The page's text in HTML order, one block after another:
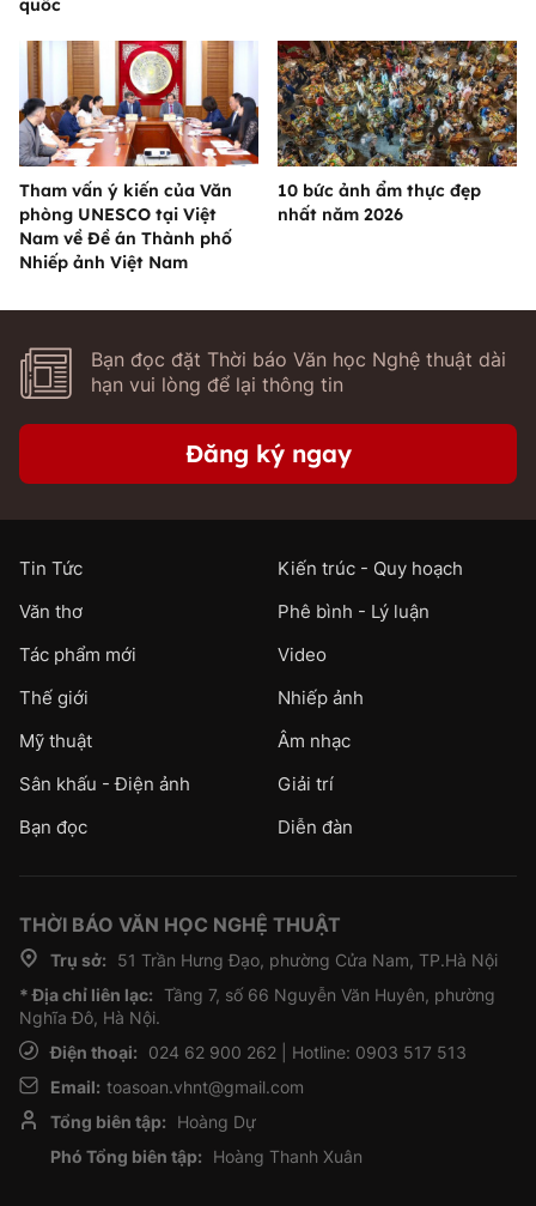
quốc
Tham vấn ý kiến của Văn
phòng UNESCO tại Việt
Nam về Đề án Thành phố
Nhiếp ảnh Việt Nam
10 bức ảnh ẩm thực đẹp
nhất năm 2026
Bạn đọc đặt Thời báo Văn học Nghệ thuật dài
hạn vui lòng để lại thông tin
Đăng ký ngay
Tin Tức
Kiến trúc - Quy hoạch
Văn thơ
Phê bình - Lý luận
Tác phẩm mới
Video
Thế giới
Nhiếp ảnh
Mỹ thuật
Âm nhạc
Sân khấu - Điện ảnh
Giải trí
Bạn đọc
Diễn đàn
THỜI BÁO VĂN HỌC NGHỆ THUẬT
Trụ sở:
51 Trần Hưng Đạo, phường Cửa Nam, TP.Hà Nội
* Địa chỉ liên lạc: Tầng 7, số 66 Nguyễn Văn Huyên, phường
Nghĩa Đô, Hà Nội.
Điện thoại:
024 62 900 262 | Hotline: 0903 517 513
Email: toasoan.vhnt@gmail.com
Tổng biên tập:
Hoàng Dự
Phó Tổng biên tập:
Hoàng Thanh Xuân